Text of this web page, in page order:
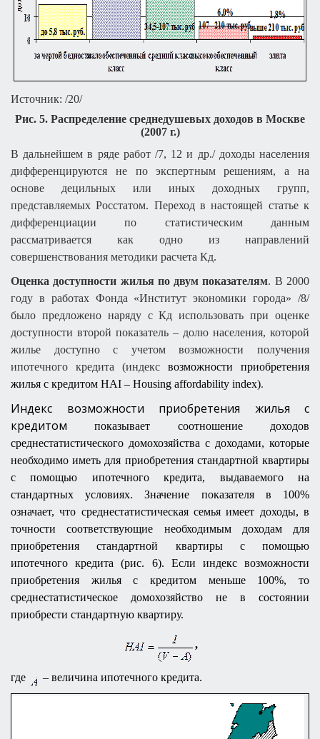
Источник: /20/
Рис. 5. Распределение среднедушевых доходов в Москве
(2007 г.)
В дальнейшем в ряде работ /7, 12 и др./ доходы населения
дифференцируются не по экспертным решениям, а на
основе децильных или иных доходных групп,
представляемых Росстатом. Переход в настоящей статье к
дифференциации по статистическим данным
рассматривается как одно из направлений
совершенствования методики расчета Кд.
Оценка доступности жилья по двум показателям. В 2000
году в работах Фонда «Институт экономики города» /8/
было предложено наряду с Кд использовать при оценке
доступности второй показатель – долю населения, которой
жилье доступно с учетом возможности получения
ипотечного кредита (индекс возможности приобретения
жилья с кредитом HАI – Housing affordability index).
Индекс возможности приобретения жилья с
кредитом показывает соотношение доходов
среднестатистического домохозяйства с доходами, которые
необходимо иметь для приобретения стандартной квартиры
с помощью ипотечного кредита, выдаваемого на
стандартных условиях. Значение показателя в 100%
означает, что среднестатистическая семья имеет доходы, в
точности соответствующие необходимым доходам для
приобретения стандартной квартиры с помощью
ипотечного кредита (рис. 6). Если индекс возможности
приобретения жилья с кредитом меньше 100%, то
среднестатистическое домохозяйство не в состоянии
приобрести стандартную квартиру.
,
где – величина ипотечного кредита.